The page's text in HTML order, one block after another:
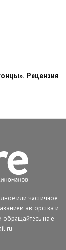
Рецензия
или частичное
авторства и
обращайтесь на e-